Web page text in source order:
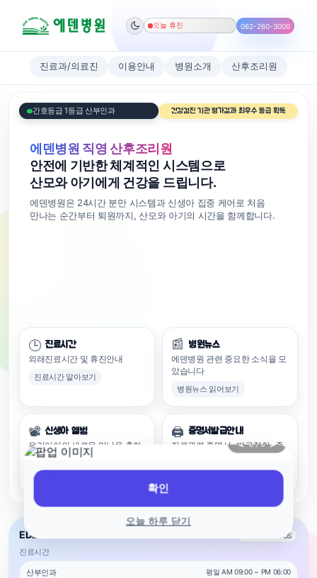
오늘 휴진 062-260-3000
진료과/의료진 이용안내 병원소개 산후조리원
간호등급 1등급 산부인과 건강검진 기관 평가결과 최우수 등급 획득
에덴병원 직영 산후조리원
안전에 기반한 체계적인 시스템으로
산모와 아기에게 건강을 드립니다.
에덴병원은 24시간 분만 시스템과 신생아 집중 케어로 처음
만나는 순간부터 퇴원까지, 산모와 아기의 시간을 함께합니다.
🕒 진료시간
외래진료시간 및 휴진안내
진료시간 알아보기
📰 병원뉴스
에덴병원 관련 중요한 소식을 모
았습니다
병원뉴스 읽어보기
📽️ 신생아 앨범
우리아이의 새로운 만남을 축하
해주세요
신생아 앨범 보기
🖨️ 증명서발급안내
진료관련 증명서 · 발급절차 · 준
EDEN SCHEDULE TODAY STATUS
진료시간
산부인과 평일 AM 09:00 ~ PM 06:00
< 2 / 5 >
확인
오늘 하루 닫기